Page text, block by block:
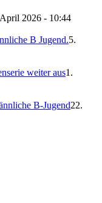
2026 - 10:44
B Jugend.5.
weiter aus1.
B-Jugend22.